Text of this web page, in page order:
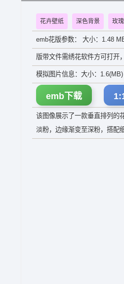
花卉壁纸 深色背景 玫
emb花版参数： 大小：1.48
版带文件需绣花软件方可打开
模拟图片信息：大小：
emb下载
该图像展示了一款垂直排列的
淡粉，边缘渐变至深粉，搭配